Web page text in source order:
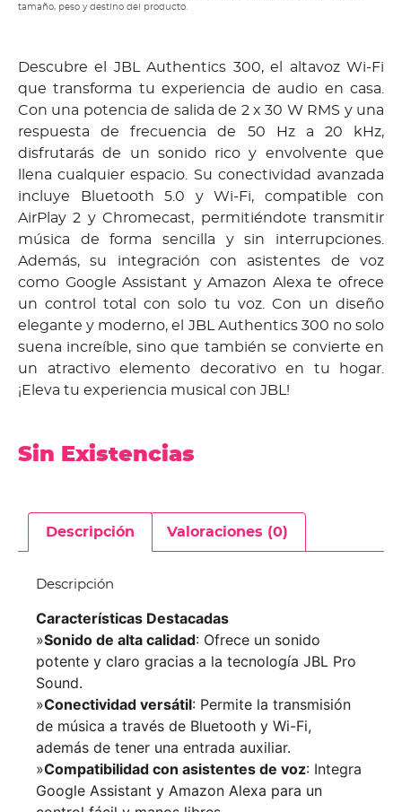
tamaño, peso y destino del producto.
Descubre el JBL Authentics 300, el altavoz Wi-Fi
que transforma tu experiencia de audio en casa.
Con una potencia de salida de 2 x 30 W RMS y una
respuesta de frecuencia de 50 Hz a 20 kHz,
disfrutarás de un sonido rico y envolvente que
llena cualquier espacio. Su conectividad avanzada
incluye Bluetooth 5.0 y Wi-Fi, compatible con
AirPlay 2 y Chromecast, permitiéndote transmitir
música de forma sencilla y sin interrupciones.
Además, su integración con asistentes de voz
como Google Assistant y Amazon Alexa te ofrece
un control total con solo tu voz. Con un diseño
elegante y moderno, el JBL Authentics 300 no solo
suena increíble, sino que también se convierte en
un atractivo elemento decorativo en tu hogar.
¡Eleva tu experiencia musical con JBL!
Sin Existencias
Descripción Valoraciones (0)
Descripción
Características Destacadas
»Sonido de alta calidad: Ofrece un sonido
potente y claro gracias a la tecnología JBL Pro
Sound.
»Conectividad versátil: Permite la transmisión
de música a través de Bluetooth y Wi-Fi,
además de tener una entrada auxiliar.
»Compatibilidad con asistentes de voz: Integra
Google Assistant y Amazon Alexa para un